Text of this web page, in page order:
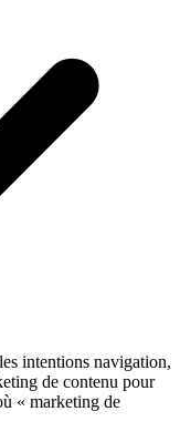
intentions navigation,
de contenu pour
« marketing de